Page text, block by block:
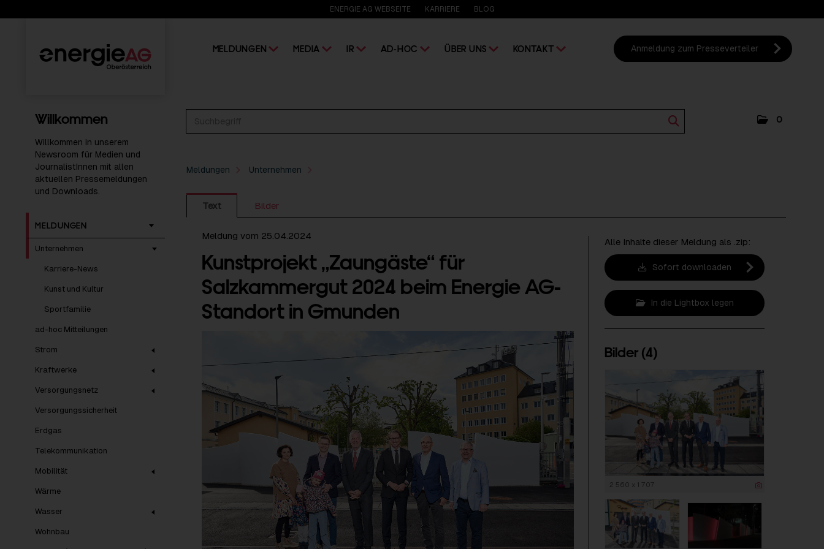
ENERGIE AG WEBSEITE KARRIERE BLOG
MELDUNGEN MEDIA IR AD-HOC ÜBER UNS KONTAKT Anmeldung zum Presseverteiler
0
Willkommen
Willkommen in unserem
Newsroom für Medien und
JournalistInnen mit allen
aktuellen Pressemeldungen
und Downloads.
MELDUNGEN
Unternehmen
Karriere-News
Kunst und Kultur
Sportfamilie
ad-hoc Mitteilungen
Strom
Kraftwerke
Versorgungsnetz
Versorgungssicherheit
Erdgas
Telekommunikation
Mobilität
Wärme
Wasser
Wohnbau
Meldungen Unternehmen
Text Bilder
Meldung vom 25.04.2024
Kunstprojekt „Zaungäste“ für
Salzkammergut 2024 beim Energie AG-
Standort in Gmunden
Alle Inhalte dieser Meldung als .zip:
Sofort downloaden
In die Lightbox legen
Bilder (4)
2 560 x 1 707